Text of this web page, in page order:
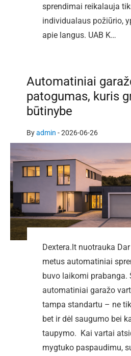
sprendimai reikalauja
individualaus požiūrio,
apie langus. UAB K…
Automatiniai
patogumas, kuris
būtinybe
Byadmin -2026-06-26
Dextera.lt nuotrauka
metus automatiniai
buvo laikomi prabanga.
automatiniai garažo
tampa standartu – ne
bet ir dėl saugumo bei
taupymo. Kai vartai
mygtuko paspaudimu,